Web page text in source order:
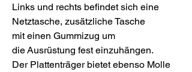
Links und rechts befindet sich eine
Netztasche, zusätzliche Tasche
mit einen Gummizug um
dieAusrüstung fest einzuhängen.
Der Plattenträger bietet ebenso Molle